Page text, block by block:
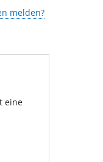
melden?
eine